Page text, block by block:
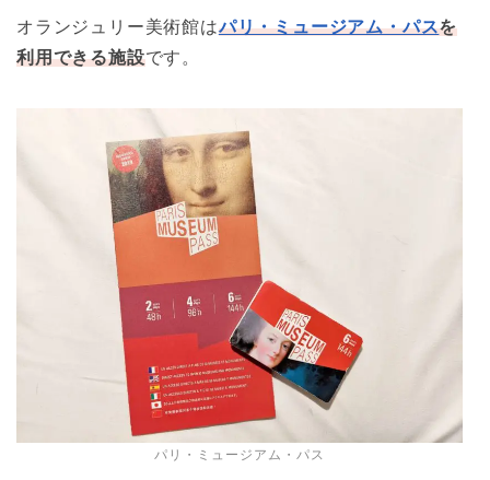
オランジュリー美術館はパリ・ミュージアム・パスを
利用できる施設です。
パリ・ミュージアム・パス